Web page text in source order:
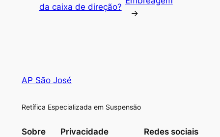
da caixa de direção?
→
AP São José
Retífica Especializada em Suspensão
Sobre Privacidade Redes sociais